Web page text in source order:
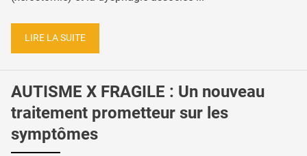
LIRE LA SUITE
AUTISME X FRAGILE : Un nouveau
traitement prometteur sur les
symptômes